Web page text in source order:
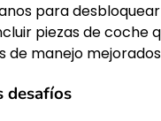
para
piezas de coche
manejo
desafíos